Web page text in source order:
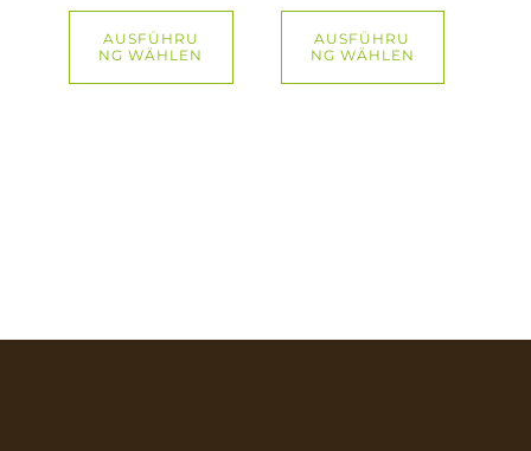
AUSFÜHRU
NG WÄHLEN
AUSFÜHRU
NG WÄHLEN